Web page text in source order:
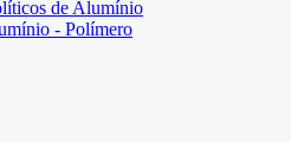
de Alumínio
- Polímero